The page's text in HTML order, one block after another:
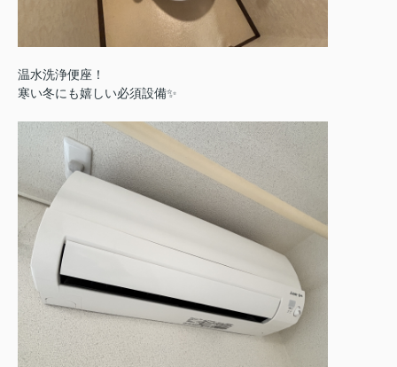
温水洗浄便座！
寒い冬にも嬉しい必須設備✨